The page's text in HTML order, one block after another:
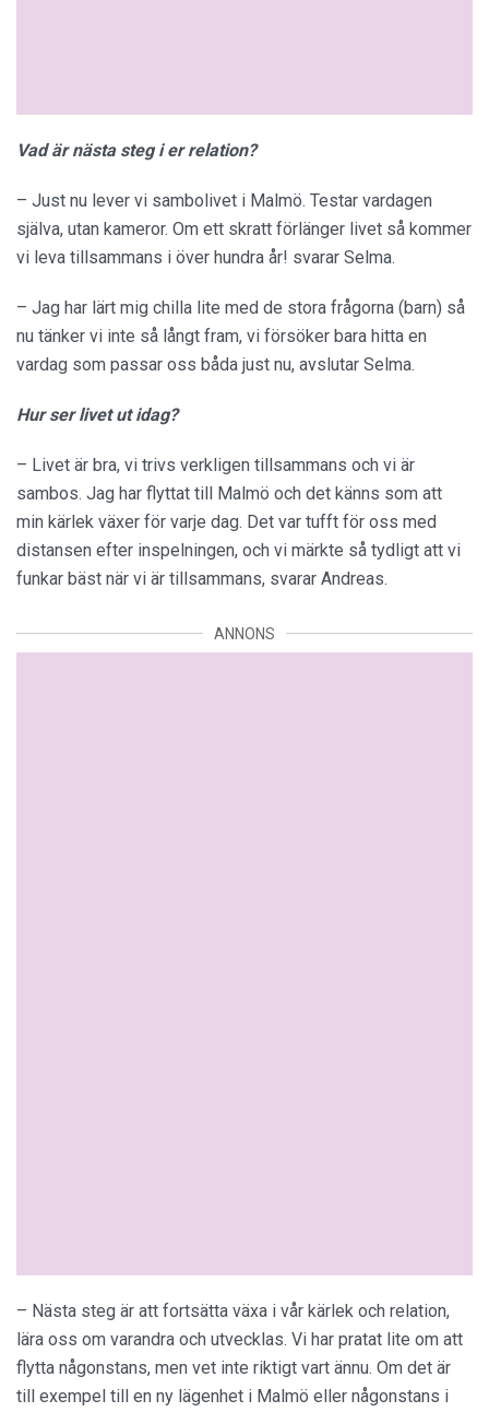
Vad är nästa steg i er relation?
– Just nu lever vi sambolivet i Malmö. Testar vardagen
själva, utan kameror. Om ett skratt förlänger livet så kommer
vi leva tillsammans i över hundra år! svarar Selma.
– Jag har lärt mig chilla lite med de stora frågorna (barn) så
nu tänker vi inte så långt fram, vi försöker bara hitta en
vardag som passar oss båda just nu, avslutar Selma.
Hur ser livet ut idag?
– Livet är bra, vi trivs verkligen tillsammans och vi är
sambos. Jag har flyttat till Malmö och det känns som att
min kärlek växer för varje dag. Det var tufft för oss med
distansen efter inspelningen, och vi märkte så tydligt att vi
funkar bäst när vi är tillsammans, svarar Andreas.
ANNONS
– Nästa steg är att fortsätta växa i vår kärlek och relation,
lära oss om varandra och utvecklas. Vi har pratat lite om att
flytta någonstans, men vet inte riktigt vart ännu. Om det är
till exempel till en ny lägenhet i Malmö eller någonstans i